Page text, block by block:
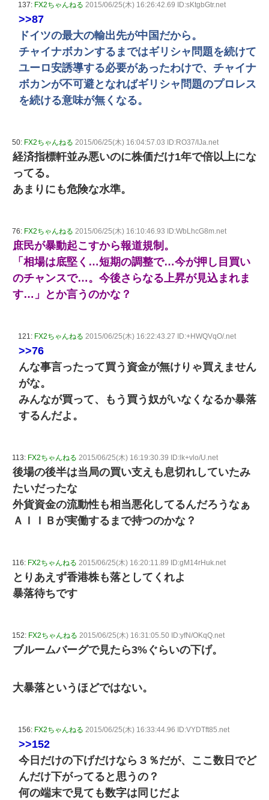
137: FX2ちゃんねる 2015/06/25(木) 16:26:42.69 ID:sKtgbGtr.net
>>87
ドイツの最大の輸出先が中国だから。
チャイナボカンするまではギリシャ問題を続けて
ユーロ安誘導する必要があったわけで、チャイナ
ボカンが不可避となればギリシャ問題のプロレス
を続ける意味が無くなる。
50: FX2ちゃんねる 2015/06/25(木) 16:04:57.03 ID:RO37/IJa.net
経済指標軒並み悪いのに株価だけ1年で倍以上にな
ってる。
あまりにも危険な水準。
76: FX2ちゃんねる 2015/06/25(木) 16:10:46.93 ID:WbLhcG8m.net
庶民が暴動起こすから報道規制。
「相場は底堅く…短期の調整で…今が押し目買い
のチャンスで…。今後さらなる上昇が見込まれま
す…」とか言うのかな？
121: FX2ちゃんねる 2015/06/25(木) 16:22:43.27 ID:+HWQVqO/.net
>>76
んな事言ったって買う資金が無けりゃ買えません
がな。
みんなが買って、もう買う奴がいなくなるか暴落
するんだよ。
113: FX2ちゃんねる 2015/06/25(木) 16:19:30.39 ID:lk+vlo/U.net
後場の後半は当局の買い支えも息切れしていたみ
たいだったな
外貨資金の流動性も相当悪化してるんだろうなぁ
ＡＩＩＢが実働するまで持つのかな？
116: FX2ちゃんねる 2015/06/25(木) 16:20:11.89 ID:gM14rHuk.net
とりあえず香港株も落としてくれよ
暴落待ちです
152: FX2ちゃんねる 2015/06/25(木) 16:31:05.50 ID:yfN/OKqQ.net
ブルームバーグで見たら3%ぐらいの下げ。
大暴落というほどではない。
156: FX2ちゃんねる 2015/06/25(木) 16:33:44.96 ID:VYDTft85.net
>>152
今日だけの下げだけなら３％だが、ここ数日でど
んだけ下がってると思うの？
何の端末で見ても数字は同じだよ